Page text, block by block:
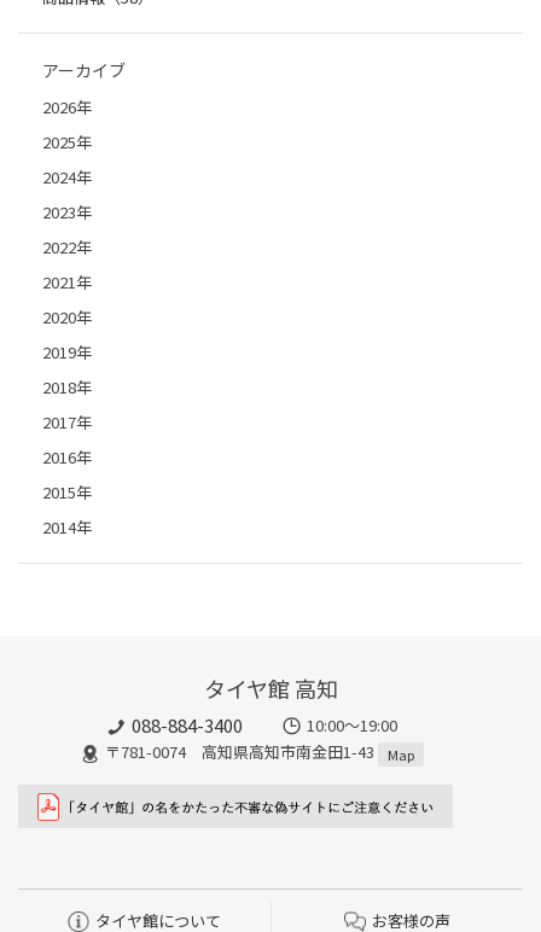
アーカイブ
2026年
2025年
2024年
2023年
2022年
2021年
2020年
2019年
2018年
2017年
2016年
2015年
2014年
タイヤ館 高知
088-884-3400
10:00〜19:00
〒781-0074 高知県高知市南金田1-43
Map
タイヤ館について お客様の声